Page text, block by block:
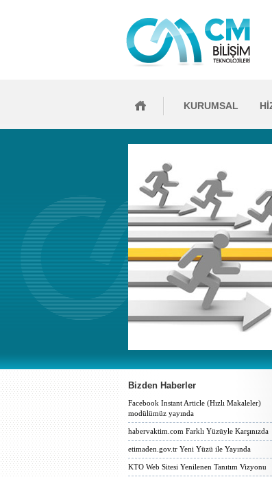
KURUMSAL
Bizden Haberler
Facebook Instant Article (Hızlı Makaleler)
modülümüz yayında
habervaktim.com Farklı Yüzüyle Karşınızda
etimaden.gov.tr Yeni Yüzü ile Yayında
KTO Web Sitesi Yenilenen Tanıtım Vizyonu